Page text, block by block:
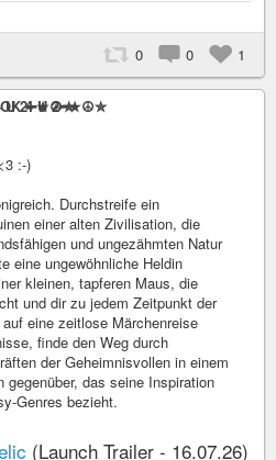
0 0 1
4 U 2━★☮✮
:-)
Durchstreife ein
einer alten Zivilisation, die
und ungezähmten Natur
eine ungewöhnliche Heldin
kleinen, tapferen Maus, die
und dir zu jedem Zeitpunkt der
eine zeitlose Märchenreise
finde den Weg durch
der Geheimnisvollen in einem
gegenüber, das seine Inspiration
Genres bezieht.
(Launch Trailer - 16.07.26)